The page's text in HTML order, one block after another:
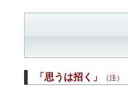
「思うは招く」 （注）